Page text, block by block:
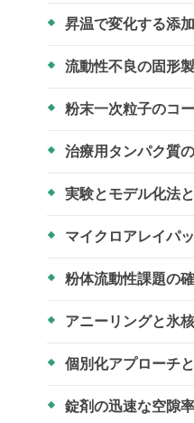
昇温で変化する添
流動性不良の固形
粉末一次粒子のコ
治療用タンパク質
実験とモデル化法
マイクロアレイパ
粉体流動性課題の
アニーリングと氷
個別化アプローチ
錠剤の迅速な空隙